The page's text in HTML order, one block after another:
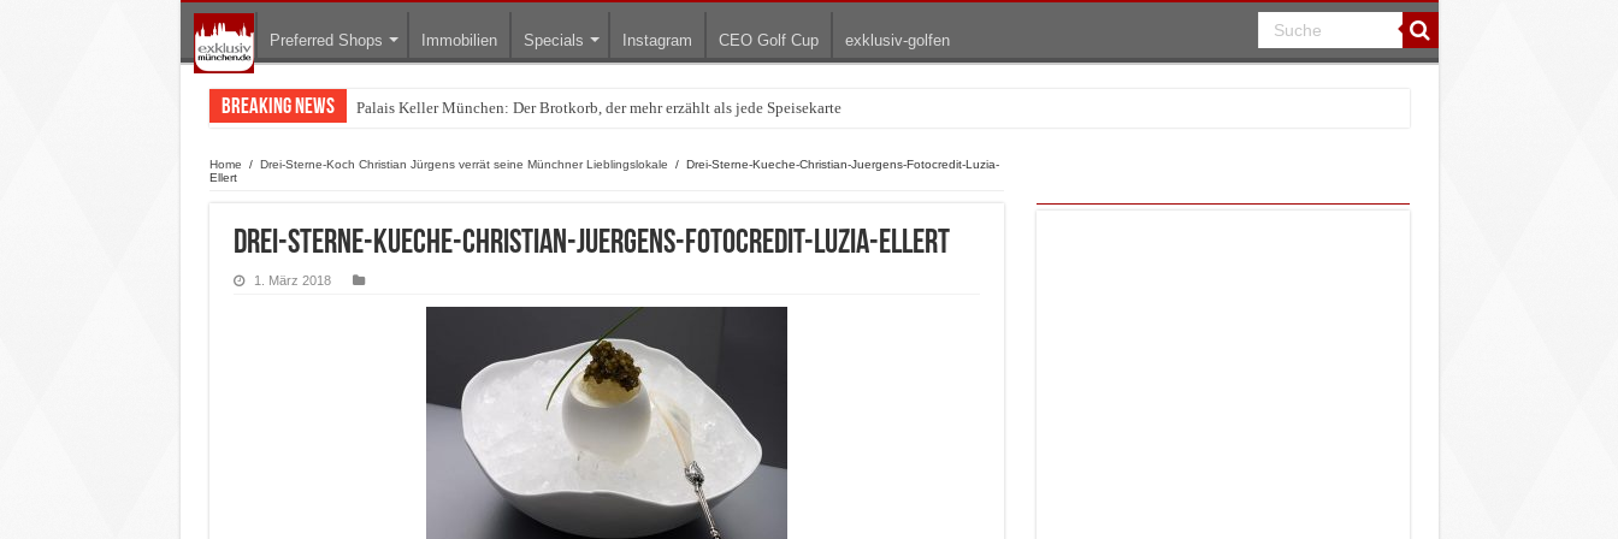
Preferred Shops Immobilien Specials Instagram CEO Golf Cup exklusiv-golfen
Breaking News Palais Keller München: Der Brotkorb, der mehr erzählt als jede Speisekarte
Lodenfrey zeigt die Trachtentrends zur Wiesn – zwischen Handwerkskunst und neuen Designern
Home / Drei-Sterne-Koch Christian Jürgens verrät seine Münchner Lieblingslokale / Drei-Sterne-Kueche-Christian-Juergens-Fotocredit-Luzia-
Ellert
Drei-Sterne-Kueche-Christian-Juergens-Fotocredit-Luzia-Ellert
1. März 2018